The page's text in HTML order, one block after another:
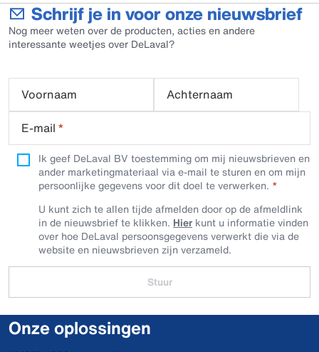
Schrijf je in voor onze nieuwsbrief
Nog meer weten over de producten, acties en andere
interessante weetjes over DeLaval?
Voornaam
Achternaam
E-mail *
Ik geef DeLaval BV toestemming om mij nieuwsbrieven en
ander marketingmateriaal via e-mail te sturen en om mijn
persoonlijke gegevens voor dit doel te verwerken.
U kunt zich te allen tijde afmelden door op de afmeldlink
in de nieuwsbrief te klikken. Hier kunt u informatie vinden
over hoe DeLaval persoonsgegevens verwerkt die via de
website en nieuwsbrieven zijn verzameld.
Stuur
Onze oplossingen